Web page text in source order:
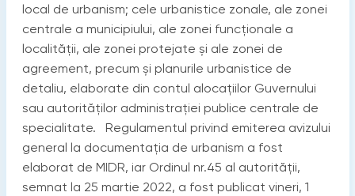
local de urbanism; cele urbanistice zonale, ale zonei
centrale a municipiului, ale zonei funcționale a
localității, ale zonei protejate și ale zonei de
agreement, precum și planurile urbanistice de
detaliu, elaborate din contul alocațiilor Guvernului
sau autorităților administrației publice centrale de
specialitate. Regulamentul privind emiterea avizului
general la documentația de urbanism a fost
elaborat de MIDR, iar Ordinul nr.45 al autorității,
semnat la 25 martie 2022, a fost publicat vineri, 1